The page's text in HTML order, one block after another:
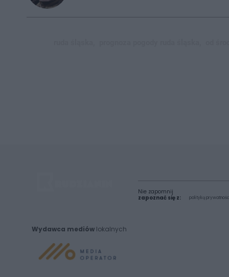
Wydawca mediów lokalnych
Nie zapomnij
zapoznać się z:
polityką